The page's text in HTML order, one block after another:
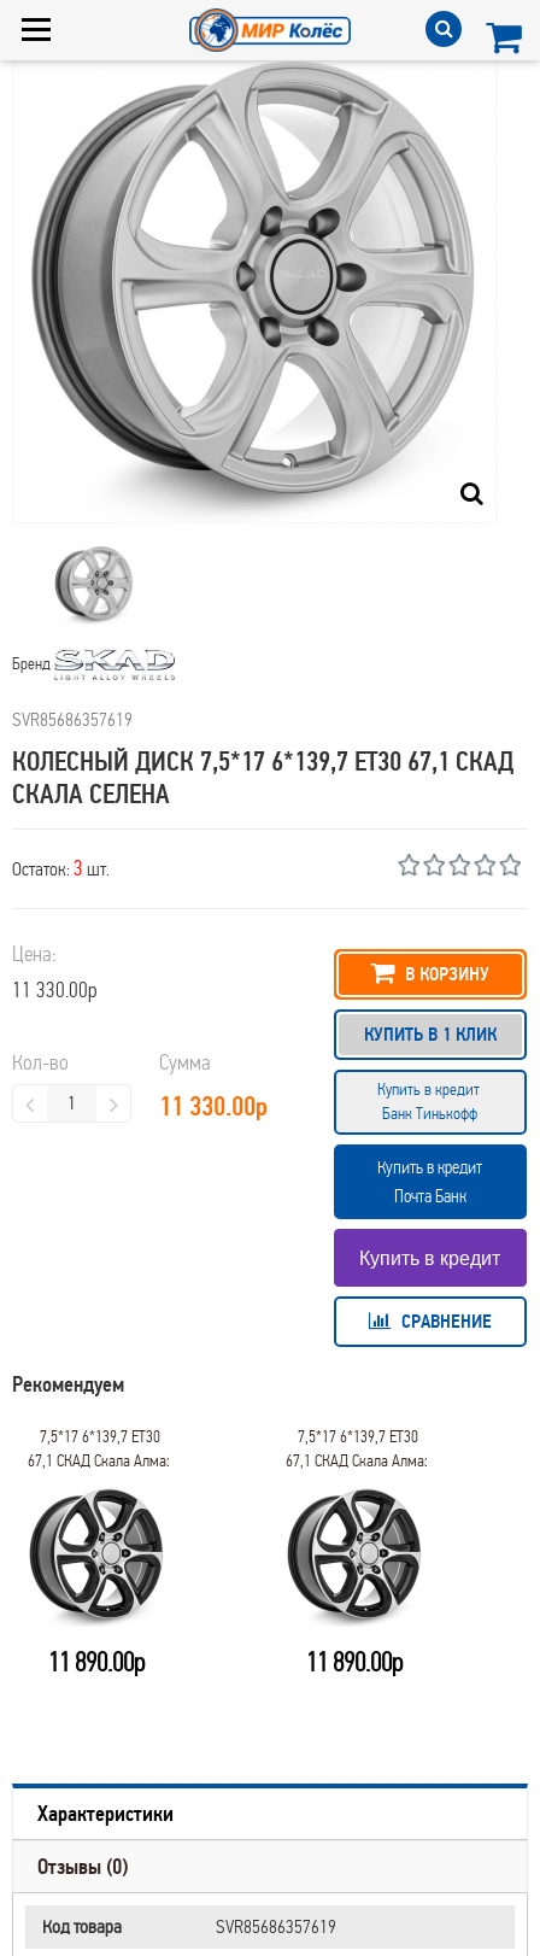
Бренд
SVR85686357619
КОЛЕСНЫЙ ДИСК 7,5*17 6*139,7 ET30 67,1 СКАД
СКАЛА СЕЛЕНА
Остаток: 3 шт.
Цена:
11 330.00р
Кол-во Сумма
11 330.00р
В КОРЗИНУ
КУПИТЬ В 1 КЛИК
Купить в кредит
Банк Тинькофф
Купить в кредит
Почта Банк
СРАВНЕНИЕ
Рекомендуем
7,5*17 6*139,7 ET30
67,1 СКАД Скала Алмаз
11 890.00р
7,5*17 6*139,7 ET30
67,1 СКАД Скала Алмаз
11 890.00р
Характеристики
Отзывы (0)
Код товара SVR85686357619